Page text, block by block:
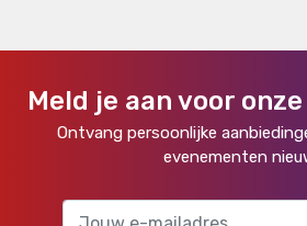
Meld je aan voor
Ontvang persoonlijke
evenementen